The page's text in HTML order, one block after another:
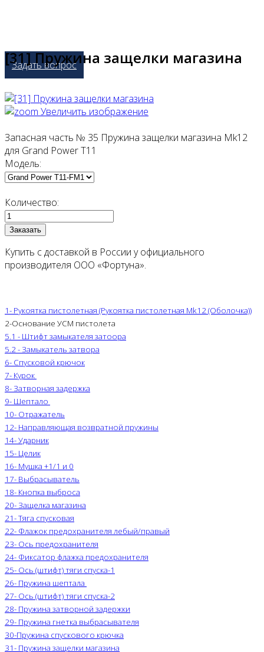
Задать вопрос
[31] Пружина защелки магазина
Увеличить изображение
Запасная часть № 35 Пружина защелки магазина Mk12
для Grand Power T11
Модель:
Количество:
Купить с доставкой в России у официального
производителя ООО «Фортуна».
1- Рукоятка пистолетная (Рукоятка пистолетная Mk12 (Оболочка))
2-Основание УСМ пистолета
5.1 - Штифт замыкателя затоора
5.2 - Замыкатель затвора
6- Спусковой крючок
7- Курок
8- Затворная задержка
9- Шептало
10- Отражатель
12- Направляющая возвратной пружины
14- Ударник
15- Целик
16- Мушка +1/1 и 0
17- Выбрасыватель
18- Кнопка выброса
20- Защелка магазина
21- Тяга спусковая
22- Флажок предохранителя лебый/правый
23- Ось предохранителя
24- Фиксатор флажка предохранителя
25- Ось (штифт) тяги спуска-1
26- Пружина шептала
27- Ось (штифт) тяги спуска-2
28- Пружина затворной задержки
29- Пружина гнетка выбрасывателя
30-Пружина спускового крючка
31- Пружина защелки магазина